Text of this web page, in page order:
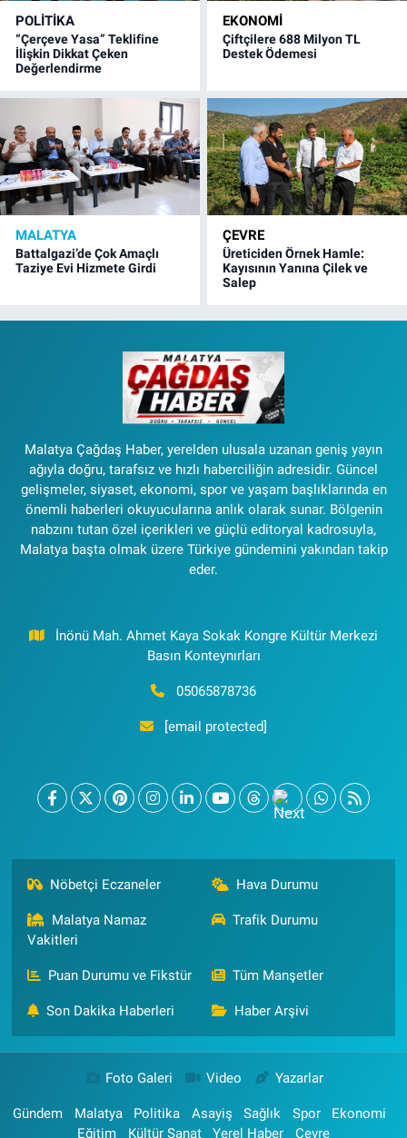
POLITIKA
“Çerçeve Yasa” Teklifine
İlişkin Dikkat Çeken
Değerlendirme
EKONOMI
Çiftçilere 688 Milyon TL
Destek Ödemesi
MALATYA
Battalgazi’de Çok Amaçlı
Taziye Evi Hizmete Girdi
ÇEVRE
Üreticiden Örnek Hamle:
Kayısının Yanına Çilek ve
Salep
Malatya Çağdaş Haber, yerelden ulusala uzanan geniş yayın
ağıyla doğru, tarafsız ve hızlı haberciliğin adresidir. Güncel
gelişmeler, siyaset, ekonomi, spor ve yaşam başlıklarında en
önemli haberleri okuyucularına anlık olarak sunar. Bölgenin
nabzını tutan özel içerikleri ve güçlü editoryal kadrosuyla,
Malatya başta olmak üzere Türkiye gündemini yakından takip
eder.
İnönü Mah. Ahmet Kaya Sokak Kongre Kültür Merkezi
Basın Konteynırları
05065878736
[email protected]
Nöbetçi Eczaneler Hava Durumu
Malatya Namaz
Vakitleri
Trafik Durumu
Puan Durumu ve Fikstür Tüm Manşetler
Son Dakika Haberleri Haber Arşivi
Foto Galeri Video Yazarlar
Gündem Malatya Politika Asayiş Sağlık Spor
Ekonomi
Eğitim
Kültür Sanat Yerel Haber Çevre